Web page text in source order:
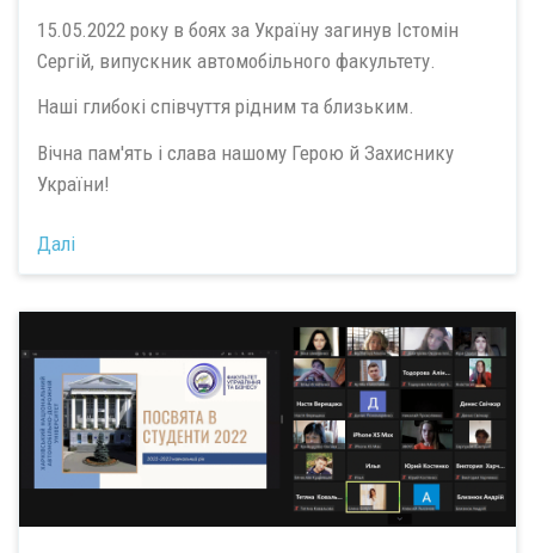
15.05.2022 року в боях за Україну загинув Істомін
Сергій, випускник автомобільного факультету.
Наші глибокі співчуття рідним та близьким.
Вічна пам'ять і слава нашому Герою й Захиснику
України!
Далі